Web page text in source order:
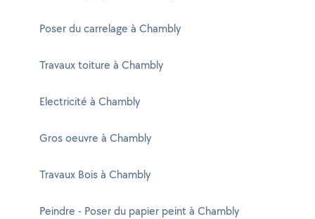
Poser du carrelage à Chambly
Travaux toiture à Chambly
Electricité à Chambly
Gros oeuvre à Chambly
Travaux Bois à Chambly
Peindre - Poser du papier peint à Chambly